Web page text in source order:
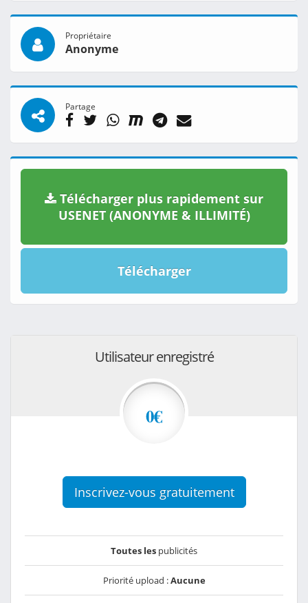
Propriétaire
Anonyme
Partage
Télécharger plus rapidement sur
USENET (ANONYME & ILLIMITÉ)
Télécharger
Utilisateur enregistré
0€
Inscrivez-vous gratuitement
Toutes les publicités
Priorité upload :Aucune